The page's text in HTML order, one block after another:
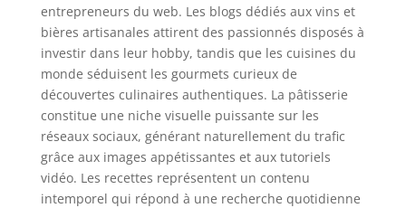
entrepreneurs du web. Les blogs dédiés aux vins et
bières artisanales attirent des passionnés disposés à
investir dans leur hobby, tandis que les cuisines du
monde séduisent les gourmets curieux de
découvertes culinaires authentiques. La pâtisserie
constitue une niche visuelle puissante sur les
réseaux sociaux, générant naturellement du trafic
grâce aux images appétissantes et aux tutoriels
vidéo. Les recettes représentent un contenu
intemporel qui répond à une recherche quotidienne